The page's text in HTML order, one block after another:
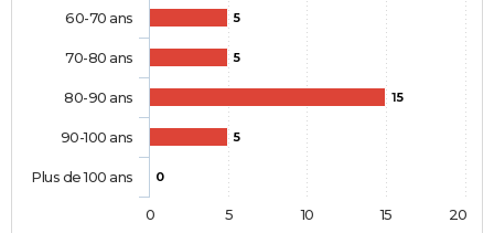
5
5
15
5
0
60-70 ans
70-80 ans
80-90 ans
90-100 ans
Plus de 100 ans
0 5 10 15 20